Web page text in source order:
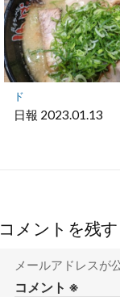
ド
日報 2023.01.13
コメントを残す
メールアドレスが
コメント ※